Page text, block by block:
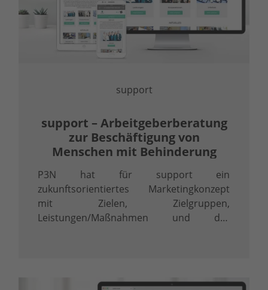
support
support – Arbeitgeberberatung
zur Beschäftigung von
Menschen mit Behinderung
P3N hat für support ein
zukunftsorientiertes Marketingkonzept
mit Zielen, Zielgruppen,
Leistungen/Maßnahmen und der